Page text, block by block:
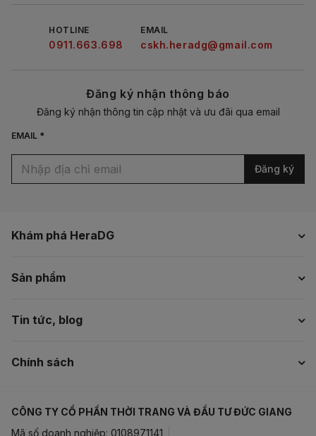
Khám phá HeraDG
Sản phẩm
Tin tức, blog
Chính sách
HOTLINE
0911.663.698
EMAIL
cskh.heradg@gmail.com
Đăng ký nhận thông báo
Đăng ký nhận thông tin cập nhật và ưu đãi qua email
EMAIL *
Đăng ký
CÔNG TY CỔ PHẦN THỜI TRANG VÀ ĐẦU TƯ ĐỨC GIANG
Mã số doanh nghiệp: 0108971141